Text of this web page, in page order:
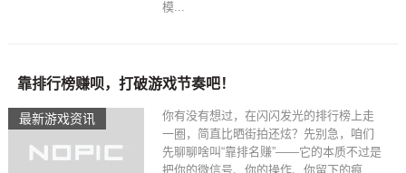
模...
最新游戏资讯
靠排行榜赚呗，打破游戏节奏吧！
你有没有想过，在闪闪发光的排行榜上走
一圈，简直比晒街拍还炫？先别急，咱们
先聊聊啥叫“靠排名赚”——它的本质不过是
把你的微信号、你的操作、你留下的痕